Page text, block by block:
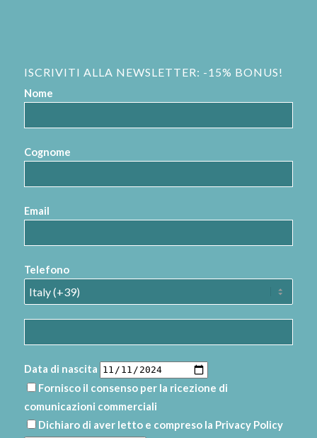
ISCRIVITI ALLA NEWSLETTER: -15% BONUS!
Nome
Cognome
Email
Telefono
Data di nascita
Fornisco il consenso per la ricezione di
comunicazioni commerciali
Dichiaro di aver letto e compreso la Privacy Policy